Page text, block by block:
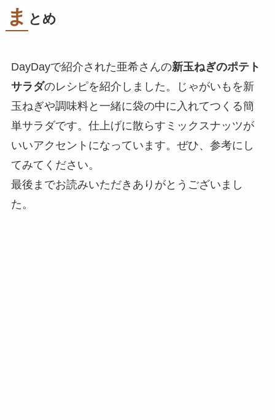
ま とめ
DayDayで紹介された亜希さんの新玉ねぎのポテト
サラダのレシピを紹介しました。じゃがいもを新
玉ねぎや調味料と一緒に袋の中に入れてつくる簡
単サラダです。仕上げに散らすミックスナッツが
いいアクセントになっています。ぜひ、参考にし
てみてください。
最後までお読みいただきありがとうございまし
た。